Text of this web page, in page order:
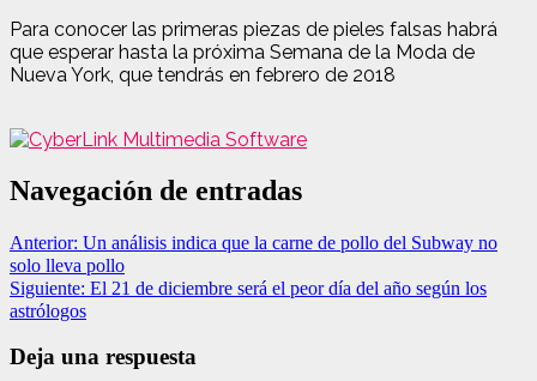
Para conocer las primeras piezas de pieles falsas habrá
que esperar hasta la próxima Semana de la Moda de
Nueva York, que tendrás en febrero de 2018
Navegación de entradas
Anterior: Un análisis indica que la carne de pollo del Subway no
solo lleva pollo
Siguiente: El 21 de diciembre será el peor día del año según los
astrólogos
Deja una respuesta